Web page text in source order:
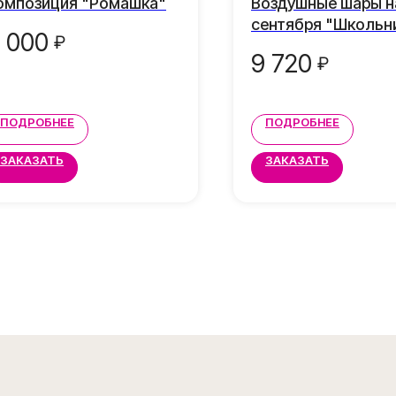
000 ₽
ПОДРОБНЕЕ
ЗАКАЗАТЬ
сентября
9 720 ₽
ПОДРОБНЕЕ
ЗАКАЗАТЬ